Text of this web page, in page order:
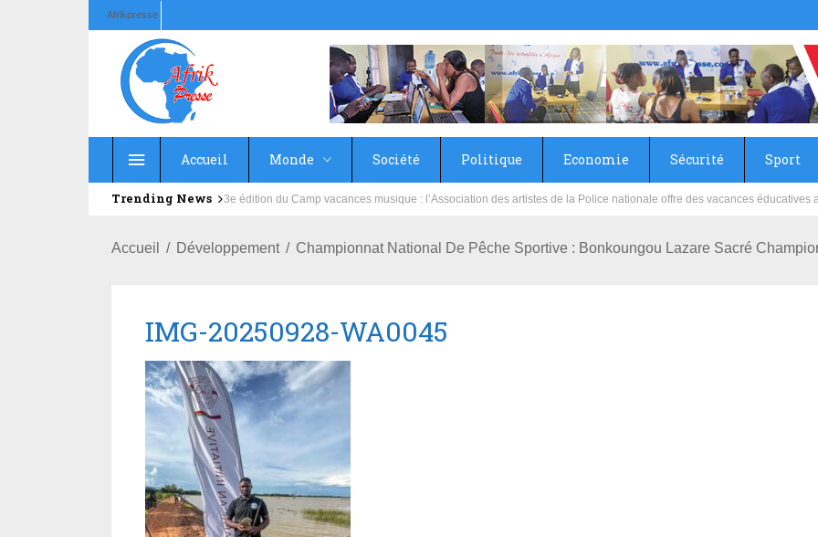
Afrikpresse
Accueil Monde Société Politique Economie Sécurité Sport
Trending News Education : la fédération de la Russie rénove les écoles primaire et collège du Camp Général Aboubacar Sangoulé
Accueil Développement Championnat National De Pêche Sportive : Bonkoungou Lazare Sacré
IMG-20250928-WA0045